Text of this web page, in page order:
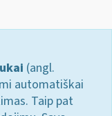
(angl.
automatiškai
Taip pat